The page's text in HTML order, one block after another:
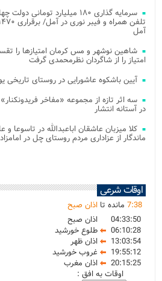
سرمایه گذاری ۱۸۰ میلیارد
آمل
شاهین نوشهر و مس کرمان امتیازها را
امتیاز را از شاگردان نظرمحمدی گرفت
آیین باشکوه عاشورایی در روستای تاریخی
سه اثر تازه از مجموعه «مفاخر
در آستانه انتشار
کلا میزبان عاشقان اباعبدالله در تاسوعا
ماندگار از عزاداری مردم روستای چل در
اوقات شرعی
7:38 مانده تا اذان صبح
04:33:50
اذان صبح
06:10:28
طلوع خورشید
13:03:54
اذان ظهر
19:55:12
غروب خورشید
20:15:25
اذان مغرب
اوقات به افق :